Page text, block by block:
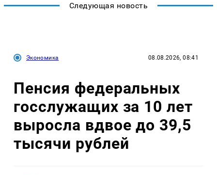
Следующая новость
Экономика 08.08.2026, 08:41
Пенсия федеральных
госслужащих за 10 лет
выросла вдвое до 39,5
тысячи рублей